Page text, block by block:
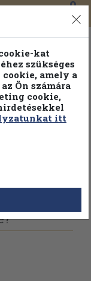
0
példányt
kat
szükséges
amely a
Ön számára
cookie,
itt